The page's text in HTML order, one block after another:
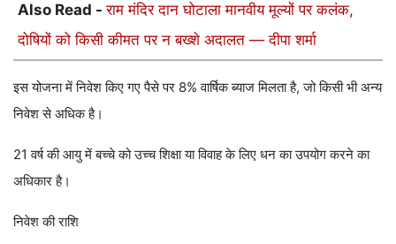
Also Read -राम मंदिर दान घोटाला मानवीय मूल्यों पर कलंक,
दोषियों को किसी कीमत पर न बख्शे अदालत — दीपा शर्मा
इस योजना में निवेश किए गए पैसे पर 8% वार्षिक ब्याज मिलता है, जो किसी भी अन्य
निवेश से अधिक है।
21 वर्ष की आयु में बच्चे को उच्च शिक्षा या विवाह के लिए धन का उपयोग करने का
अधिकार है।
निवेश की राशि